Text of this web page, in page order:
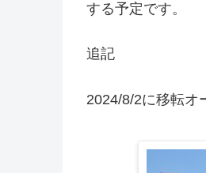
する予定です。
追記
2024/8/2に移転オ